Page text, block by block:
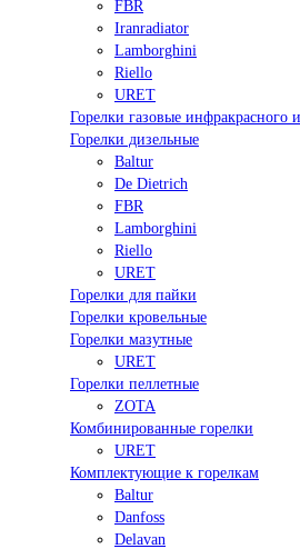
FBR
Iranradiator
Lamborghini
Riello
URET
Горелки газовые инфракрасного
Горелки дизельные
Baltur
De Dietrich
FBR
Lamborghini
Riello
URET
Горелки для пайки
Горелки кровельные
Горелки мазутные
URET
Горелки пеллетные
ZOTA
Комбинированные горелки
URET
Комплектующие к горелкам
Baltur
Danfoss
Delavan